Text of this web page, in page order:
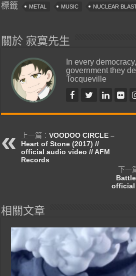
標籤 METAL MUSIC NUCLEAR
關於 寂寞先生
In every
government they
Tocqueville
上一篇：VOODOO CIRCLE –
Heart of Stone (2017) //
official audio video // AFM
Records
下一
official
相關文章